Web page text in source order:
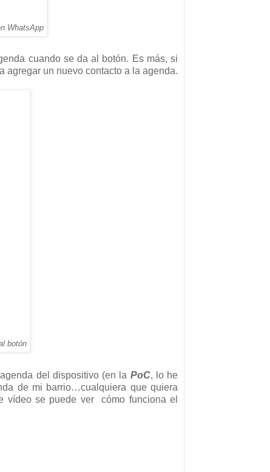
WhatsApp
cuando se da al botón. Es más, si
agregar un nuevo contacto a la agenda.
botón
del dispositivo (en la PoC, lo he
de mi barrio…cualquiera que quiera
vídeo se puede ver cómo funciona el